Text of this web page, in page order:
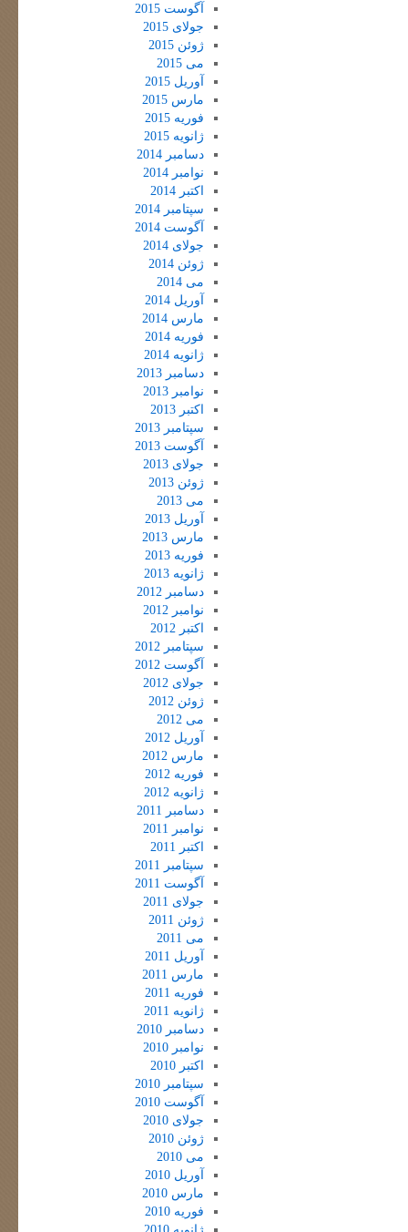
آگوست 2015
جولای 2015
ژوئن 2015
می 2015
آوریل 2015
مارس 2015
فوریه 2015
ژانویه 2015
دسامبر 2014
نوامبر 2014
اکتبر 2014
سپتامبر 2014
آگوست 2014
جولای 2014
ژوئن 2014
می 2014
آوریل 2014
مارس 2014
فوریه 2014
ژانویه 2014
دسامبر 2013
نوامبر 2013
اکتبر 2013
سپتامبر 2013
آگوست 2013
جولای 2013
ژوئن 2013
می 2013
آوریل 2013
مارس 2013
فوریه 2013
ژانویه 2013
دسامبر 2012
نوامبر 2012
اکتبر 2012
سپتامبر 2012
آگوست 2012
جولای 2012
ژوئن 2012
می 2012
آوریل 2012
مارس 2012
فوریه 2012
ژانویه 2012
دسامبر 2011
نوامبر 2011
اکتبر 2011
سپتامبر 2011
آگوست 2011
جولای 2011
ژوئن 2011
می 2011
آوریل 2011
مارس 2011
فوریه 2011
ژانویه 2011
دسامبر 2010
نوامبر 2010
اکتبر 2010
سپتامبر 2010
آگوست 2010
جولای 2010
ژوئن 2010
می 2010
آوریل 2010
مارس 2010
فوریه 2010